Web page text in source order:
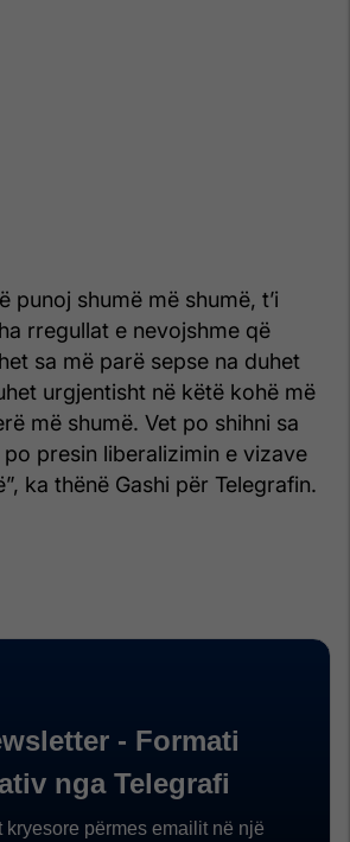
punoj shumë më shumë, t’i
rregullat e nevojshme që
sa më parë sepse na duhet
urgjentisht në këtë kohë më
më shumë. Vet po shihni sa
presin liberalizimin e vizave
ka thënë Gashi për Telegrafin.